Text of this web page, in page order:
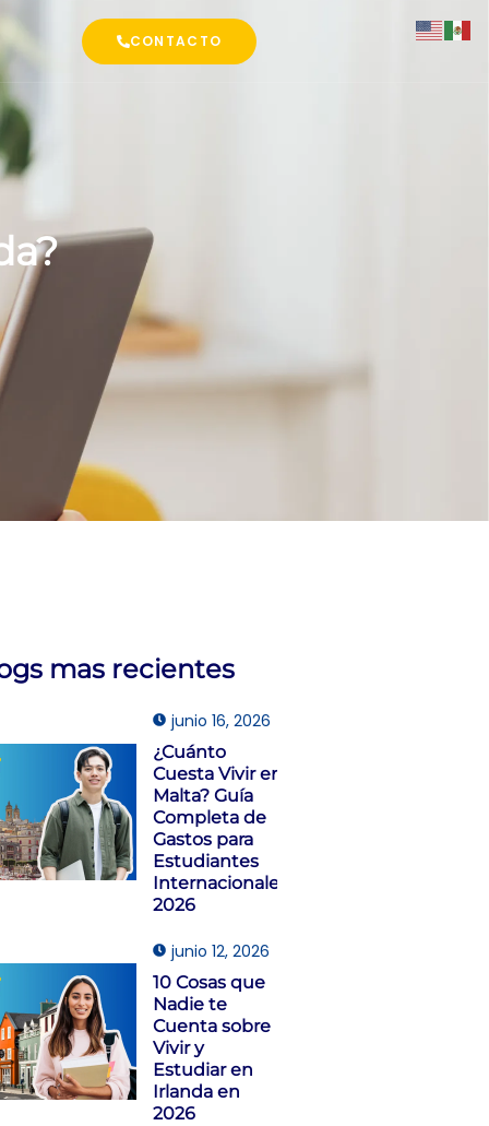
CONTACTO
mas recientes
junio 16, 2026
¿Cuánto
Cuesta Vivir en
Malta? Guía
Completa de
Gastos para
Estudiantes
Internacionales
2026
junio 12, 2026
10 Cosas que
Nadie te
Cuenta sobre
Vivir y
Estudiar en
Irlanda en
2026